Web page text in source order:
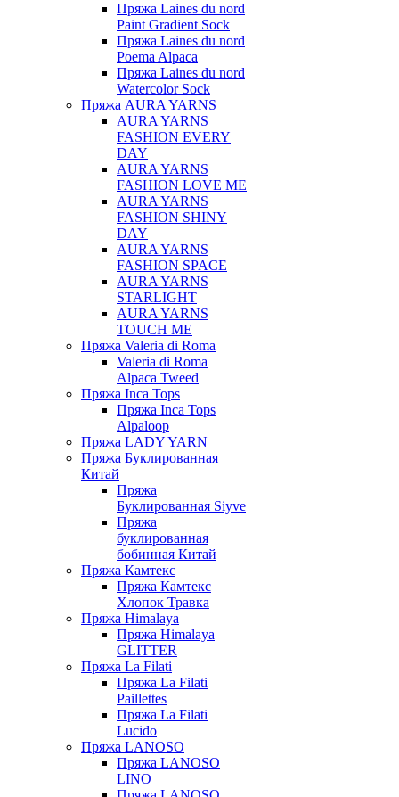
Пряжа Laines du nord
Paint Gradient Sock
Пряжа Laines du nord
Poema Alpaca
Пряжа Laines du nord
Watercolor Sock
Пряжа AURA YARNS
AURA YARNS
FASHION EVERY
DAY
AURA YARNS
FASHION LOVE ME
AURA YARNS
FASHION SHINY
DAY
AURA YARNS
FASHION SPACE
AURA YARNS
STARLIGHT
AURA YARNS
TOUCH ME
Пряжа Valeria di Roma
Valeria di Roma
Alpaca Tweed
Пряжа Inca Tops
Пряжа Inca Tops
Alpaloop
Пряжа LADY YARN
Пряжа Буклированная
Китай
Пряжа
Буклированная Siyve
Пряжа
буклированная
бобинная Китай
Пряжа Камтекс
Пряжа Камтекс
Хлопок Травка
Пряжа Himalaya
Пряжа Himalaya
GLITTER
Пряжа La Filati
Пряжа La Filati
Paillettes
Пряжа La Filati
Lucido
Пряжа LANOSO
Пряжа LANOSO
LINO